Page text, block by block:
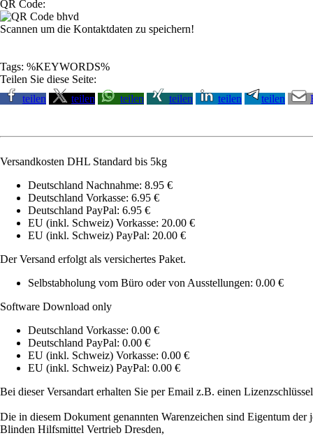
QR Code:
Scannen um die Kontaktdaten zu speichern!
Tags: %KEYWORDS%
Teilen Sie diese Seite:
teilen
teilen teilen teilen teilen teilen
Versandkosten DHL Standard bis 5kg
Deutschland Nachnahme: 8.95 €
Deutschland Vorkasse: 6.95 €
Deutschland PayPal: 6.95 €
EU (inkl. Schweiz) Vorkasse: 20.00 €
EU (inkl. Schweiz) PayPal: 20.00 €
Der Versand erfolgt als versichertes Paket.
Selbstabholung vom Büro oder von Ausstellungen: 0.00 €
Software Download only
Deutschland Vorkasse: 0.00 €
Deutschland PayPal: 0.00 €
EU (inkl. Schweiz) Vorkasse: 0.00 €
EU (inkl. Schweiz) PayPal: 0.00 €
Bei dieser Versandart erhalten Sie per Email z.B. einen
Die in diesem Dokument genannten Warenzeichen sind Eigentum
Blinden Hilfsmittel Vertrieb Dresden,